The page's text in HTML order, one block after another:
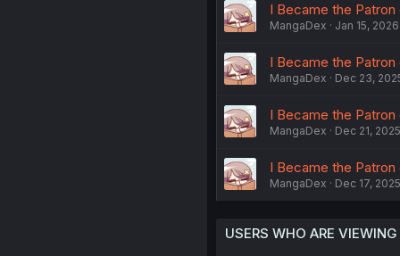
I Became the Patron
MangaDex Jan 15, 2026
I Became the Patron
MangaDex Dec 23,
I Became the
MangaDex Dec 21, 2025
I Became the
MangaDex Dec 17, 2025
USERS WHO ARE